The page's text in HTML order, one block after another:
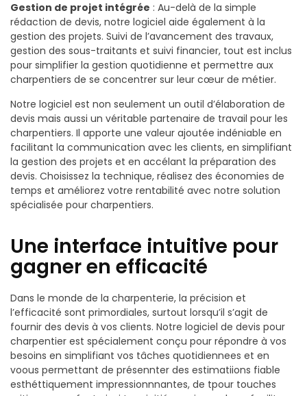
Gestion de projet intégrée : Au-delà de la simple
rédaction de devis, notre logiciel aide également à la
gestion des projets. Suivi de l’avancement des travaux,
gestion des sous-traitants et suivi financier, tout est inclus
pour simplifier la gestion quotidienne et permettre aux
charpentiers de se concentrer sur leur cœur de métier.
Notre logiciel est non seulement un outil d’élaboration de
devis mais aussi un véritable partenaire de travail pour les
charpentiers. Il apporte une valeur ajoutée indéniable en
facilitant la communication avec les clients, en simplifiant
la gestion des projets et en accélant la préparation des
devis. Choisissez la technique, réalisez des économies de
temps et améliorez votre rentabilité avec notre solution
spécialisée pour charpentiers.
Une interface intuitive pour
gagner en efficacité
Dans le monde de la charpenterie, la précision et
l’efficacité sont primordiales, surtout lorsqu’il s’agit de
fournir des devis à vos clients. Notre logiciel de devis pour
charpentier est spécialement conçu pour répondre à vos
besoins en simplifiant vos tâches quotidiennees et en
voous permettant de présennter des estimatiions fiable
esthéttiquement impressionnnantes, de tpour touches